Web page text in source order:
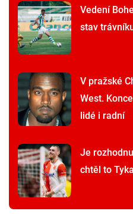
Vedení
stav
V pražské
West.
lidé i radní
Je
chtěl to